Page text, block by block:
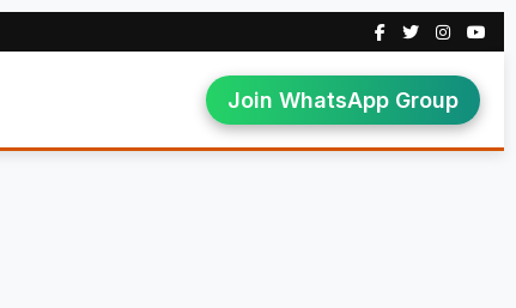
Join WhatsApp Group